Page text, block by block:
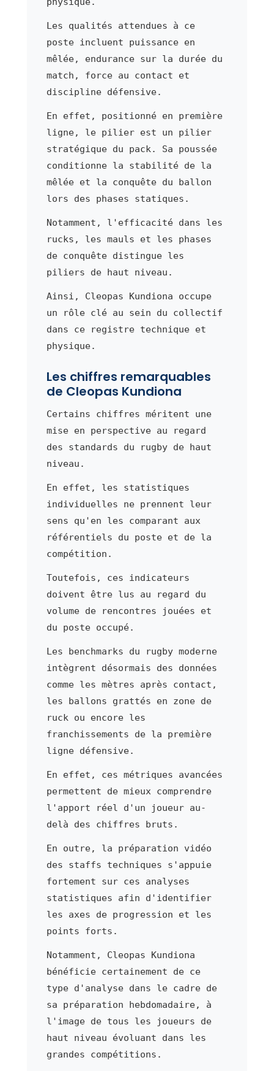
Les qualités attendues à ce
poste incluent puissance en
mêlée, endurance sur la durée du
match, force au contact et
discipline défensive.
En effet, positionné en première
ligne, le pilier est un pilier
stratégique du pack. Sa poussée
conditionne la stabilité de la
mêlée et la conquête du ballon
lors des phases statiques.
Notamment, l'efficacité dans les
rucks, les mauls et les phases
de conquête distingue les
piliers de haut niveau.
Ainsi, Cleopas Kundiona occupe
un rôle clé au sein du collectif
dans ce registre technique et
physique.
Les chiffres remarquables
de Cleopas Kundiona
Certains chiffres méritent une
mise en perspective au regard
des standards du rugby de haut
niveau.
En effet, les statistiques
individuelles ne prennent leur
sens qu'en les comparant aux
référentiels du poste et de la
compétition.
Toutefois, ces indicateurs
doivent être lus au regard du
volume de rencontres jouées et
du poste occupé.
Les benchmarks du rugby moderne
intègrent désormais des données
comme les mètres après contact,
les ballons grattés en zone de
ruck ou encore les
franchissements de la première
ligne défensive.
En effet, ces métriques avancées
permettent de mieux comprendre
l'apport réel d'un joueur au-
delà des chiffres bruts.
En outre, la préparation vidéo
des staffs techniques s'appuie
fortement sur ces analyses
statistiques afin d'identifier
les axes de progression et les
points forts.
Notamment, Cleopas Kundiona
bénéficie certainement de ce
type d'analyse dans le cadre de
sa préparation hebdomadaire, à
l'image de tous les joueurs de
haut niveau évoluant dans les
grandes compétitions.